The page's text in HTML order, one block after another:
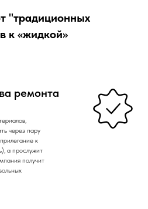
"традиционных
к «жидкой»
ремонта
через пару
к
а прослужит
получит